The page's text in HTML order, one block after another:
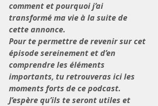
comment et pourquoi j’ai
transformé ma vie à la suite de
cette annonce.
Pour te permettre de revenir sur cet
épisode sereinement et d’en
comprendre les éléments
importants, tu retrouveras ici les
moments forts de ce podcast.
J’espère qu’ils te seront utiles et